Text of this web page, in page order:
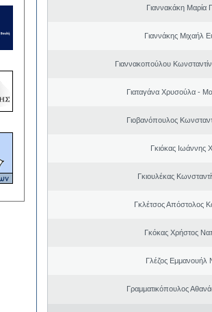
Γιαννακάκη Μαρία
Γιαννάκης Μιχαήλ
Γιαννακοπούλου
Γιαταγάνα Χρυσούλα -
Γιοβανόπουλος
Γκιόκας Ιωάννης
Γκιουλέκας
Γκλέτσος Απόστολος
Γκόκας Χρήστος
Γλέζος Εμμανουήλ
Γραμματικόπουλος